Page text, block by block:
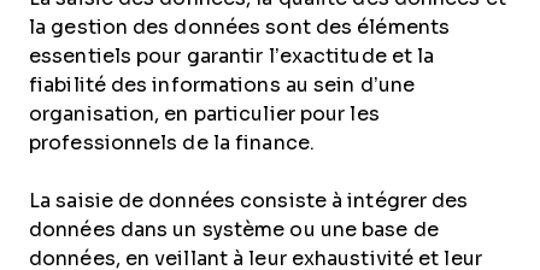
la gestion des données sont des éléments
essentiels pour garantir l’exactitude et la
fiabilité des informations au sein d’une
organisation, en particulier pour les
professionnels de la finance.
La saisie de données consiste à intégrer des
données dans un système ou une base de
données, en veillant à leur exhaustivité et leur